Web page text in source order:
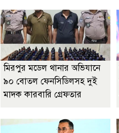
মিরপুর মডেল থানার অভিযানে
৯০ বোতল ফেনসিডিলসহ দুই
মাদক কারবারি গ্রেফতার